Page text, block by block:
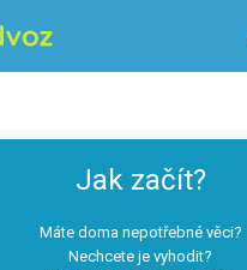
Jak začít?
Máte doma nepotřebné věci?
Nechcete je vyhodit?